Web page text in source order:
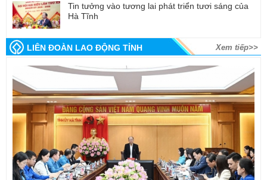
Tin tưởng vào tương lai phát triển tươi sáng của
Hà Tĩnh
LIÊN ĐOÀN LAO ĐỘNG TỈNH Xem tiếp>>